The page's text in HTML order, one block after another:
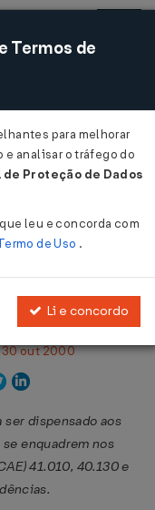
Acessar
10/2000
30 out 2000
dispensado aos
enquadrem nos
41.010, 40.130 e
Termos de
para melhorar
analisar o tráfego do
de Proteção de Dados
leu e concorda com
de Uso .
Li e concordo